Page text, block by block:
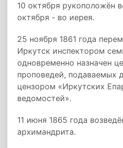
10 октября рукоположён
октября - во иерея.
25 ноября 1861 года
Иркутск инспектором
одновременно назначен
проповедей, подаваемых
цензором «Иркутских
ведомостей».
11 июня 1865 года
архимандрита.